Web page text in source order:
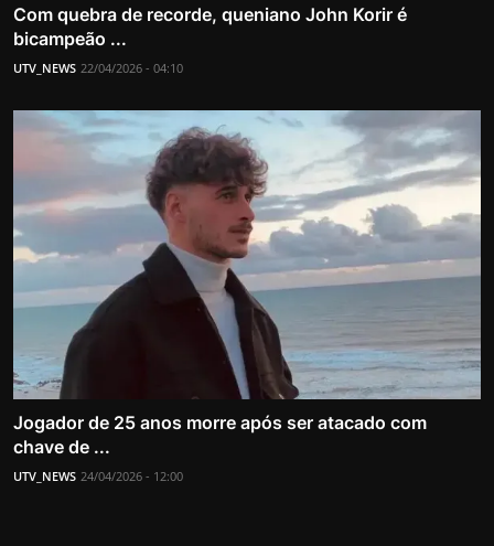
Com quebra de recorde, queniano John Korir é
bicampeão ...
UTV_NEWS 22/04/2026 - 04:10
Jogador de 25 anos morre após ser atacado com
chave de ...
UTV_NEWS 24/04/2026 - 12:00